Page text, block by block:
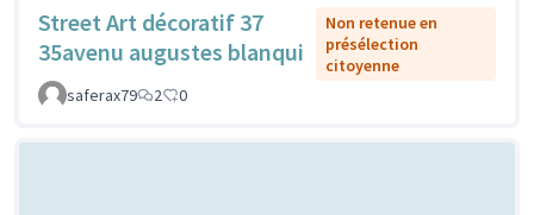
Street Art décoratif 37
35avenu augustes blanqui
Non retenue en
présélection
citoyenne
saferax79
2 0